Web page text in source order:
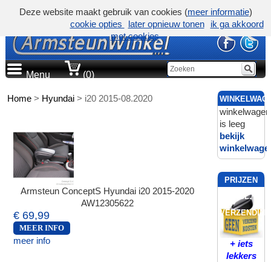
Menu (0)
Home > Hyundai > i20 2015-08.2020
Armsteun ConceptS Hyundai i20 2015-2020
AW12305622
€ 69,99
MEER INFO
meer info
winkelwagen
is leeg
bekijk
PRIJZEN
INCL.
VERZENDING
+ iets
lekkers
Deze website maakt gebruik van cookies (meer informatie)
cookie opties
later opnieuw tonen
ik ga akkoord
met cookies